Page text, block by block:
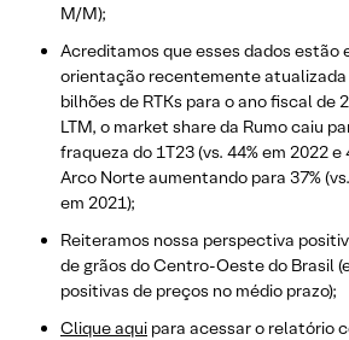
M/M);
Acreditamos que esses dados estão
orientação recentemente atualizada
bilhões de RTKs para o ano fiscal de
LTM, o market share da Rumo caiu
fraqueza do 1T23 (vs. 44% em 2022 e
Arco Norte aumentando para 37%
em 2021);
Reiteramos nossa perspectiva
de grãos do Centro-Oeste do Brasil
positivas de preços no médio prazo);
Clique aqui para acessar o relatório